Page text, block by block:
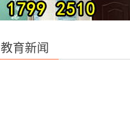
教育新闻